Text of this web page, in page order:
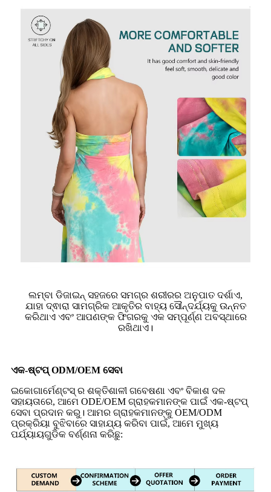
ଲମ୍ବା ଡିଜାଇନ୍ ସହଜରେ ସମଗ୍ର ଶରୀରର ଅନୁପାତ ଦର୍ଶାଏ,
ଯାହା ଦ୍ଵାରା ସାମଗ୍ରିକ ଆକୃତିର ବାହ୍ୟ ସୌନ୍ଦର୍ଯ୍ୟକୁ ଉନ୍ନତ
କରିଥାଏ ଏବଂ ଆପଣଙ୍କ ଫିଗରକୁ ଏକ ସମ୍ପୂର୍ଣ୍ଣ ଅବସ୍ଥାରେ
ରଖିଥାଏ।
ଏକ-ଷ୍ଟପ୍ ODM/OEM ସେବା
ଇକୋଗାର୍ମେଣ୍ଟସ୍ ର ଶକ୍ତିଶାଳୀ ଗବେଷଣା ଏବଂ ବିକାଶ ଦଳ
ସହାୟତାରେ, ଆମେ ODE/OEM ଗ୍ରାହକମାନଙ୍କ ପାଇଁ ଏକ-ଷ୍ଟପ୍
ସେବା ପ୍ରଦାନ କରୁ। ଆମର ଗ୍ରାହକମାନଙ୍କୁ OEM/ODM
ପ୍ରକ୍ରିୟା ବୁଝିବାରେ ସାହାଯ୍ୟ କରିବା ପାଇଁ, ଆମେ ମୁଖ୍ୟ
ପର୍ଯ୍ୟାୟଗୁଡିକ ବର୍ଣ୍ଣନା କରିଛୁ: